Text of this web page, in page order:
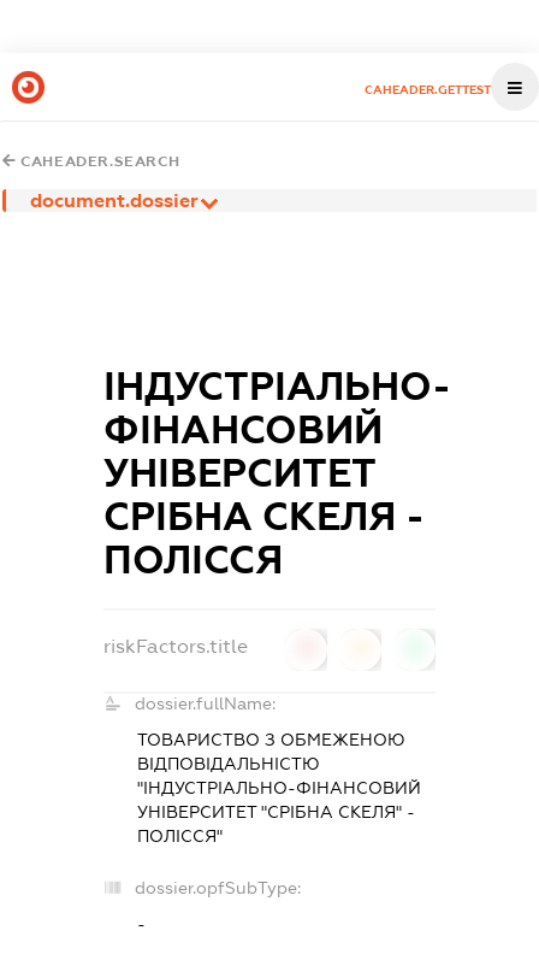
CAHEADER.GETTEST
CAHEADER.SEARCH
document.dossier
ІНДУСТРІАЛЬНО-
ФІНАНСОВИЙ
УНІВЕРСИТЕТ
СРІБНА СКЕЛЯ -
ПОЛІССЯ
riskFactors.title
dossier.fullName:
ТОВАРИСТВО З ОБМЕЖЕНОЮ
ВІДПОВІДАЛЬНІСТЮ
"ІНДУСТРІАЛЬНО-ФІНАНСОВИЙ
УНІВЕРСИТЕТ "СРІБНА СКЕЛЯ" -
ПОЛІССЯ"
dossier.opfSubType:
-